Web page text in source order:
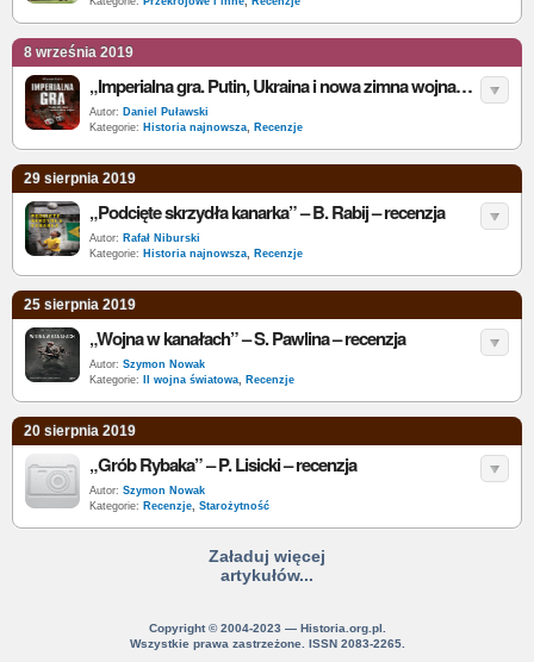
8 września 2019
„Imperialna gra. Putin, Ukraina i nowa zimna wojna” – M. Kalb – recenzja
Autor: Daniel Puławski
Kategorie: Historia najnowsza, Recenzje
29 sierpnia 2019
„Podcięte skrzydła kanarka” – B. Rabij – recenzja
Autor: Rafał Niburski
Kategorie: Historia najnowsza, Recenzje
25 sierpnia 2019
„Wojna w kanałach” – S. Pawlina – recenzja
Autor: Szymon Nowak
Kategorie:
II wojna światowa, Recenzje
20 sierpnia 2019
„Grób Rybaka” – P. Lisicki – recenzja
Autor: Szymon Nowak
Kategorie: Recenzje, Starożytność
Załaduj więcej
artykułów...
Copyright © 2004-2023 — Historia.org.pl.
Wszystkie prawa zastrzeżone. ISSN 2083-2265.